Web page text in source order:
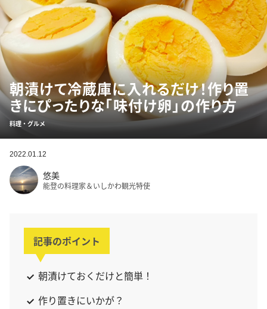
朝漬けて冷蔵庫に入れるだけ！作り置
きにぴったりな「味付け卵」の作り方
料理・グルメ
2022.01.12
悠美
能登の料理家＆いしかわ観光特使
記事のポイント
朝漬けておくだけと簡単！
作り置きにいかが？